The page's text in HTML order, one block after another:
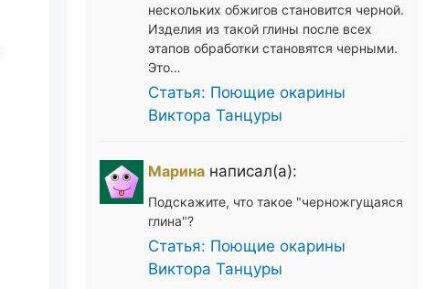
нескольких обжигов становится черной.
Изделия из такой глины после всех
этапов обработки становятся черными.
Это…
Статья: Поющие окарины
Виктора Танцуры
Маринанаписал(а):
Подскажите, что такое "черножгущаяся
глина"?
Статья: Поющие окарины
Виктора Танцуры